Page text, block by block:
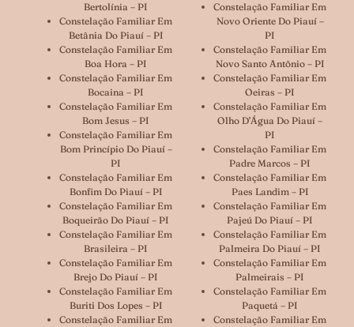
Bertolínia – PI
Constelação Familiar Em
Betânia Do Piauí – PI
Constelação Familiar Em
Boa Hora – PI
Constelação Familiar Em
Bocaina – PI
Constelação Familiar Em
Bom Jesus – PI
Constelação Familiar Em
Bom Princípio Do Piauí –
PI
Constelação Familiar Em
Bonfim Do Piauí – PI
Constelação Familiar Em
Boqueirão Do Piauí – PI
Constelação Familiar Em
Brasileira – PI
Constelação Familiar Em
Brejo Do Piauí – PI
Constelação Familiar Em
Buriti Dos Lopes – PI
Constelação Familiar Em
Constelação Familiar Em
Novo Oriente Do Piauí –
PI
Constelação Familiar Em
Novo Santo Antônio – PI
Constelação Familiar Em
Oeiras – PI
Constelação Familiar Em
Olho D’Água Do Piauí –
PI
Constelação Familiar Em
Padre Marcos – PI
Constelação Familiar Em
Paes Landim – PI
Constelação Familiar Em
Pajeú Do Piauí – PI
Constelação Familiar Em
Palmeira Do Piauí – PI
Constelação Familiar Em
Palmeirais – PI
Constelação Familiar Em
Paquetá – PI
Constelação Familiar Em